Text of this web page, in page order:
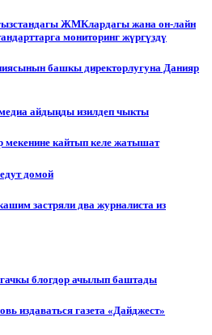
ЖМКлардагы жана он-лайн
мониторинг жүргүздү
башкы директорлугуна Данияр
айдыңды изилдеп чыкты
мекенине кайтып келе жатышат
домой
застряли два журналиста из
блогдор ачылып баштады
издаваться газета «Дайджест»